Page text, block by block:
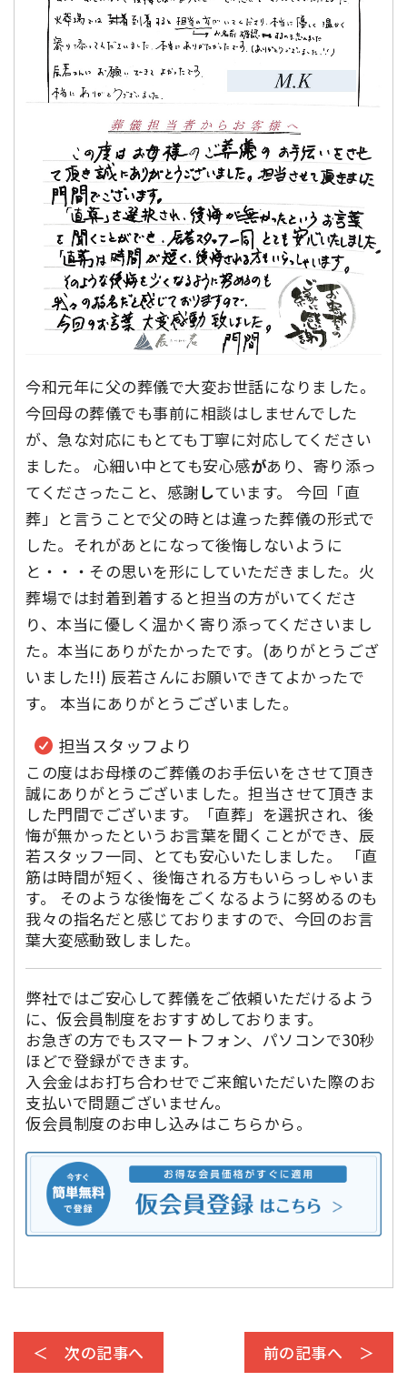
今和元年に父の葬儀で大変お世話になりました。
今回母の葬儀でも事前に相談はしませんでした
が、急な対応にもとても丁寧に対応してください
ました。 心細い中とても安心感があり、寄り添っ
てくださったこと、感謝しています。 今回「直
葬」と言うことで父の時とは違った葬儀の形式で
した。それがあとになって後悔しないように
と・・・その思いを形にしていただきました。火
葬場では封着到着すると担当の方がいてくださ
り、本当に優しく温かく寄り添ってくださいまし
た。本当にありがたかったです。(ありがとうござ
いました!!) 辰若さんにお願いできてよかったで
す。 本当にありがとうございました。
担当スタッフより
この度はお母様のご葬儀のお手伝いをさせて頂き
誠にありがとうございました。担当させて頂きま
した門間でございます。「直葬」を選択され、後
悔が無かったというお言葉を聞くことができ、辰
若スタッフ一同、とても安心いたしました。 「直
筋は時間が短く、後悔される方もいらっしゃいま
す。 そのような後悔をごくなるように努めるのも
我々の指名だと感じておりますので、今回のお言
葉大変感動致しました。
弊社ではご安心して葬儀をご依頼いただけるよう
に、仮会員制度をおすすめしております。
お急ぎの方でもスマートフォン、パソコンで30秒
ほどで登録ができます。
入会金はお打ち合わせでご来館いただいた際のお
支払いで問題ございません。
仮会員制度のお申し込みはこちらから。
＜ 次の記事へ 前の記事へ ＞